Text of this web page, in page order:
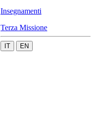
Insegnamenti
Terza Missione
IT EN